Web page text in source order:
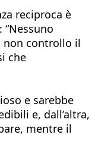
reciproca è
non controllo il
che
e sarebbe
e, dall’altra,
mentre il